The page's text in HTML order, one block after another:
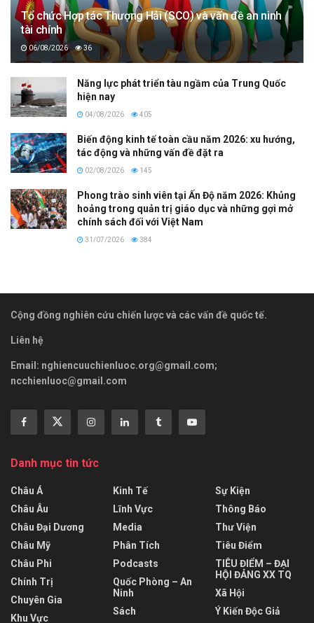
Tổ chức Hợp tác Thượng Hải (SCO) và vấn đề an ninh
tài chính
06/08/2026 36
Năng lực phát triển tàu ngầm của Trung Quốc
hiện nay
04/08/2026 405
Biến động kinh tế toàn cầu năm 2026: xu hướng,
tác động và những vấn đề đặt ra
02/08/2026 145
Phong trào sinh viên tại Ấn Độ năm 2026: Khủng
hoảng trong quản trị giáo dục và những gợi mở
chính sách đối với Việt Nam
31/07/2026 384
Cộng đồng nghiên cứu chiến lược và các vấn đề quốc tế.
Liên hệ
Email: nghiencuuchienluoc.org@gmail.com;
ncchienluoc@gmail.com
Danh mục tin tức
Châu Á
Châu Âu
Châu Đại Dương
Châu Mỹ
Châu Phi
Chính Trị
Chuyên Gia
Khu Vực
Kinh Tế
Lĩnh Vực
Media
Phân Tích
Podcasts
Quốc Phòng – An
Ninh
Sách
Sự Kiện
Thông Báo
Thư Viện
Tiêu Điểm
TIÊU ĐIỂM – ĐẠI
HỘI ĐẢNG XX TQ
Xã Hội
Ý Kiến Độc Giả